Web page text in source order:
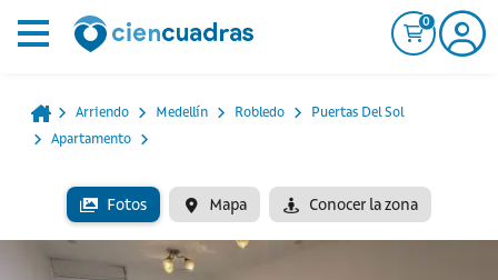
0
Arriendo Medellín Robledo
Puertas Del Sol
Apartamento
Fotos Mapa Conocer la zona